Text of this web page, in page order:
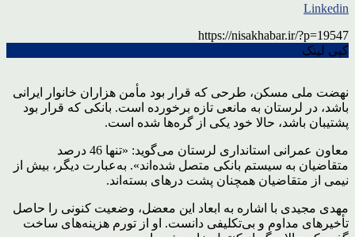
Linkedin
https://nisakhabar.ir/?p=19547
کپی لینک
نهضت ملی مسکن، طرحی که قرار بود مأمن هزاران خانوار ایرانی
باشد، در لرستان به مانعی تازه برخورده است. بانکی که قرار بود
پشتیبان باشد، حالا خود یکی از گره‌ها شده است.
معاون عمرانی استانداری لرستان می‌گوید: «تنها 46 درصد
متقاضیان به سیستم بانکی متصل شده‌اند». به‌عبارت دیگر، بیش از
نیمی از متقاضیان همچنان پشت درهای بسته‌اند.
مهدی مجیدی با اشاره به ابعاد این معضل، وضعیت کنونی را حاصل
تأخیرهای مداوم و بی‌تکلیفی دانست. او از تورم هزینه‌های ساخت